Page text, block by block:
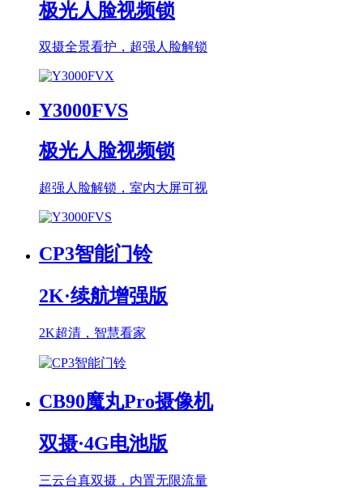
极光人脸视频锁
双摄全景看护，超强人脸解锁
Y3000FVS
极光人脸视频锁
超强人脸解锁，室内大屏可视
CP3智能门铃
2K·续航增强版
2K超清，智慧看家
CB90魔丸Pro摄像机
双摄·4G电池版
三云台真双摄，内置无限流量